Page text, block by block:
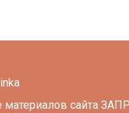
материалов сайта